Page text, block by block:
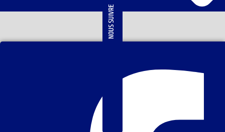
NOUS SUIVRE